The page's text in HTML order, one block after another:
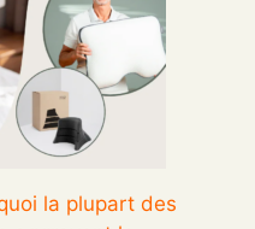
la plupart des